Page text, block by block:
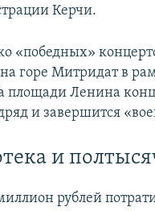
Керчи.
«победных»
горе Митридат в
Ленина
и завершится
и
рублей